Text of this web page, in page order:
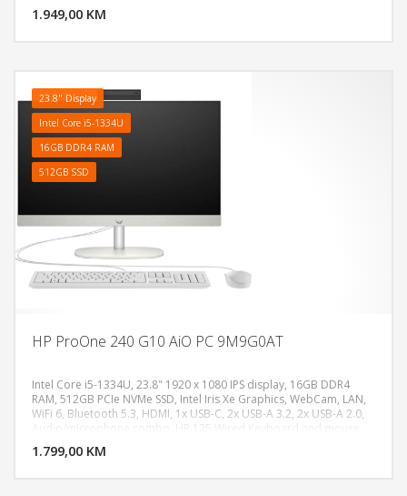
1.949,00 KM
23.8" Display
Intel Core i5-1334U
16GB DDR4 RAM
512GB SSD
HP ProOne 240 G10 AiO PC 9M9G0AT
Intel Core i5-1334U, 23.8" 1920 x 1080 IPS display, 16GB DDR4
RAM, 512GB PCIe NVMe SSD, Intel Iris Xe Graphics, WebCam, LAN,
WiFi 6, Bluetooth 5.3, HDMI, 1x USB-C, 2x USB-A 3.2, 2x USB-A 2.0,
Audio/microphone combo, HP 125 Wired Keyboard and mouse
1.799,00 KM
DODAJ U KORPU